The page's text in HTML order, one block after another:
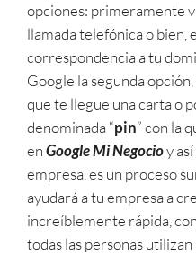
opciones: primeramente
llamada telefónica o bien,
correspondencia a tu
Google la segunda
que te llegue una carta o
denominada “pin” con la
enGoogle Mi Negocioy
empresa, es un proceso
ayudará a tu empresa a
increíblemente rápida,
todas las personas